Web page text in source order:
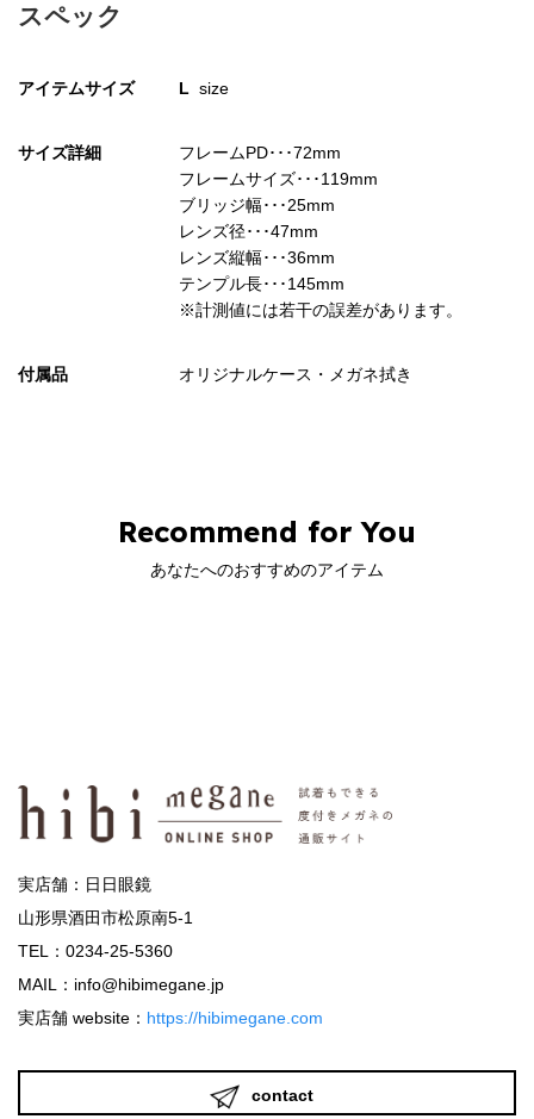
スペック
アイテムサイズ L size
サイズ詳細
フレームPD･･･72mm
フレームサイズ･･･119mm
ブリッジ幅･･･25mm
レンズ径･･･47mm
レンズ縦幅･･･36mm
テンプル長･･･145mm
※計測値には若干の誤差があります。
付属品 オリジナルケース・メガネ拭き
Recommend for You
あなたへのおすすめのアイテム
実店舗：日日眼鏡
山形県酒田市松原南5-1
TEL：0234-25-5360
MAIL：info@hibimegane.jp
実店舗 website： https://hibimegane.com
contact